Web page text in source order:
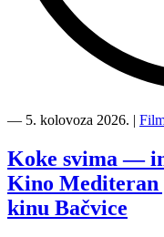
Mediteran
Film
svima
nastavljaju
inkluzivnu
turneju
― 5. kolovoza 2026. |
Koke svima —
Kino
kinu Bačvice